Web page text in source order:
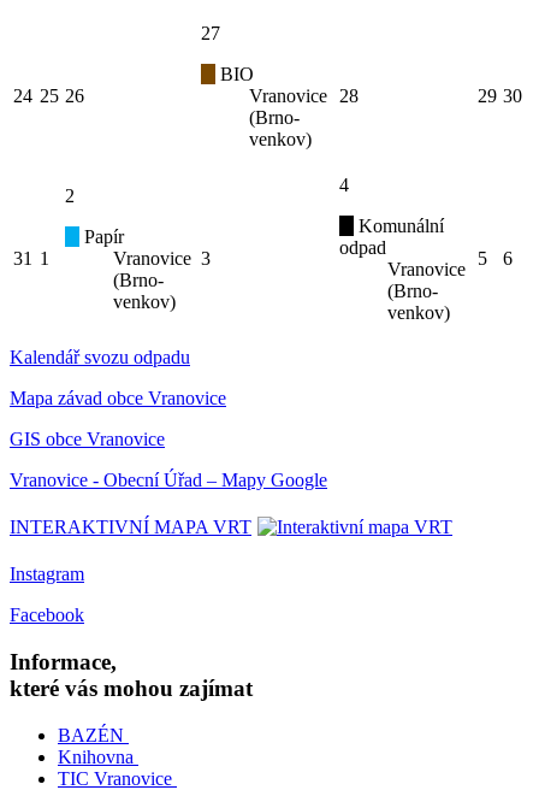
24 25 26
27
BIO
Vranovice
(Brno-
venkov)
28 29 30
31 1
2
Papír
Vranovice
(Brno-
venkov)
3
4
Komunální
odpad
Vranovice
(Brno-
venkov)
5 6
Kalendář svozu odpadu
Mapa závad obce Vranovice
GIS obce Vranovice
Vranovice - Obecní Úřad – Mapy Google
INTERAKTIVNÍ MAPA VRT
Instagram
Facebook
Informace,
které vás mohou zajímat
BAZÉN
Knihovna
TIC Vranovice